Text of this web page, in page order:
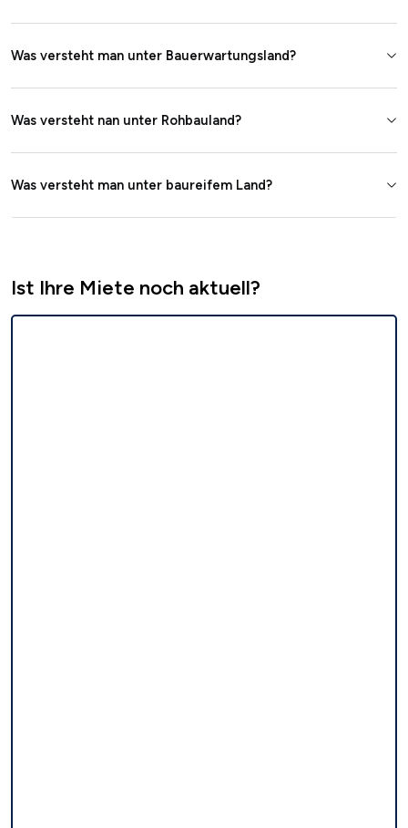
Was versteht man unter Bauerwartungsland?
Was versteht nan unter Rohbauland?
Was versteht man unter baureifem Land?
Ist Ihre Miete noch aktuell?